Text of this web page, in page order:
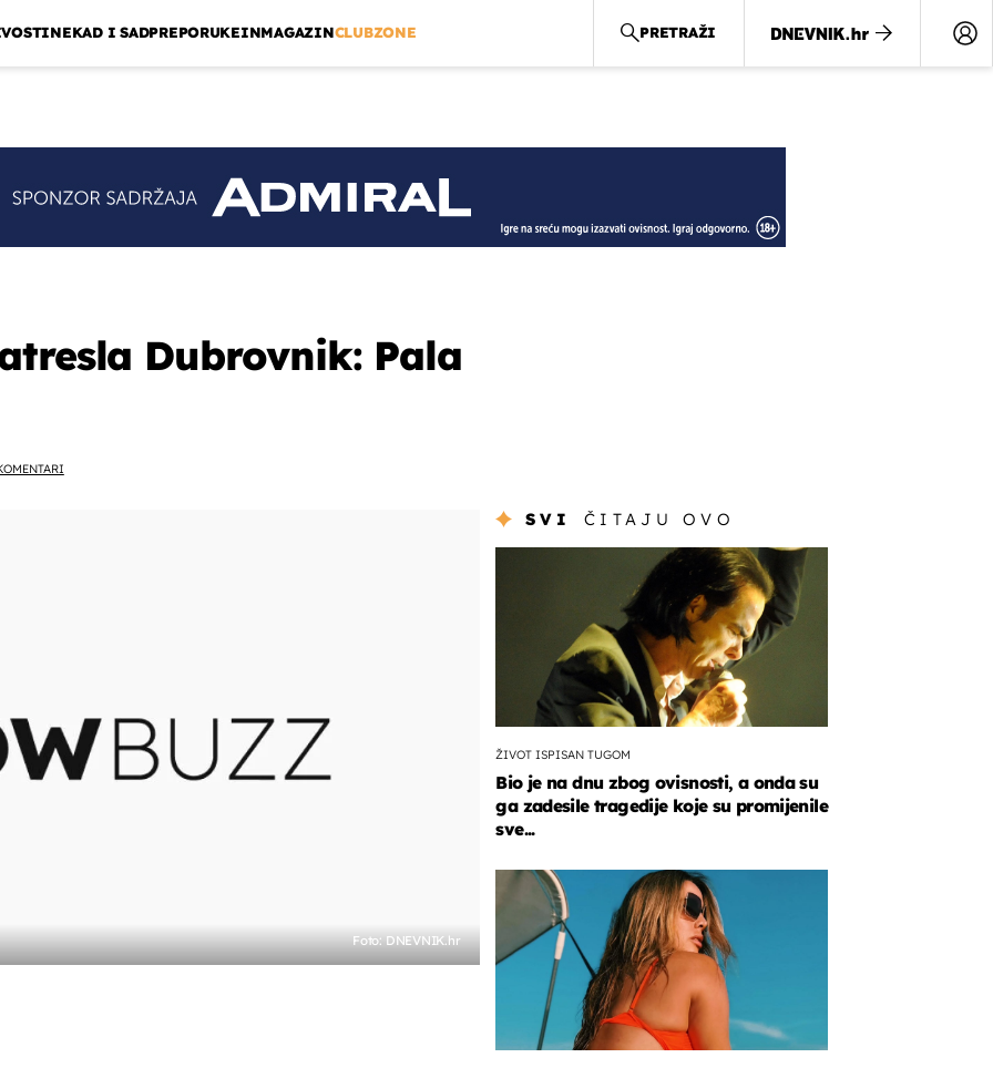
NEKAD I SADPREPORUKEINMAGAZINCLUBZONE PRETRAŽI
Dubrovnik: Pala
Foto: DNEVNIK.hr
SVI ČITAJU OVO
ŽIVOT ISPISAN TUGOM
Bio je na dnu zbog ovisnosti, a onda su
ga zadesile tragedije koje su promijenile
sve...